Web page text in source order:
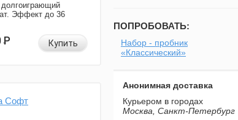
Эффект до 36
Р Купить
Софт
ПОПРОБОВАТЬ:
Набор - пробник
«Классический»
Анонимная доставка
Курьером в городах
Москва, Санкт-Петербург